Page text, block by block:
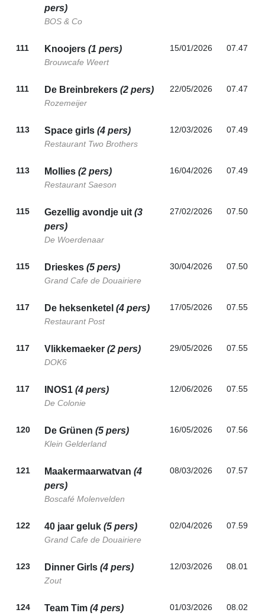
pers)
BOS & Co
111 Knoojers (1 pers)
Brouwcafe Weert
15/01/2026 07.47
111 De Breinbrekers (2 pers)
Rozemeijer
22/05/2026 07.47
113 Space girls (4 pers)
Restaurant Two Brothers
12/03/2026 07.49
113 Mollies (2 pers)
Restaurant Saeson
16/04/2026 07.49
115 Gezellig avondje uit (3
pers)
De Woerdenaar
27/02/2026 07.50
115 Drieskes (5 pers)
Grand Cafe de Douairiere
30/04/2026 07.50
117 De heksenketel (4 pers)
Restaurant Post
17/05/2026 07.55
117 Vlikkemaeker (2 pers)
DOK6
29/05/2026 07.55
117 INOS1 (4 pers)
De Colonie
12/06/2026 07.55
120 De Grünen (5 pers)
Klein Gelderland
16/05/2026 07.56
121 Maakermaarwatvan (4
pers)
Boscafé Molenvelden
08/03/2026 07.57
122 40 jaar geluk (5 pers)
Grand Cafe de Douairiere
02/04/2026 07.59
123 Dinner Girls (4 pers)
Zout
12/03/2026 08.01
124 Team Tim (4 pers) 01/03/2026 08.02